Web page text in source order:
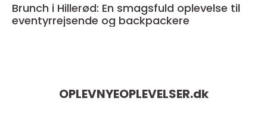
Brunch i Hillerød: En smagsfuld oplevelse til
eventyrrejsende og backpackere
OPLEVNYEOPLEVELSER.dk